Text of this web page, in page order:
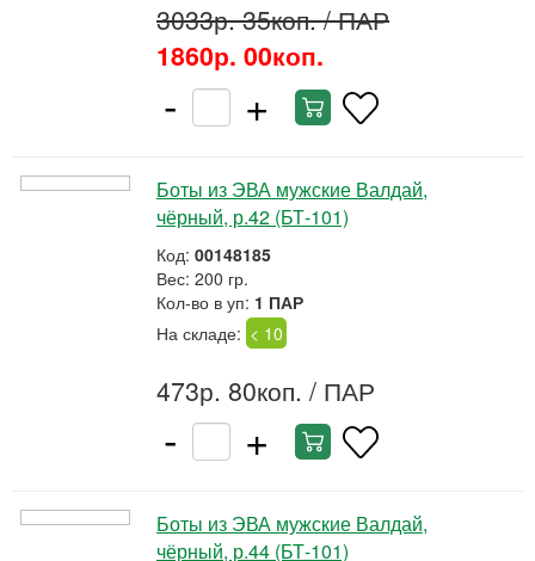
3033р. 35коп./ ПАР
1860р. 00коп.
- +
Боты из ЭВА мужские Валдай,
чёрный, р.42 (БТ-101)
Код: 00148185
Вес: 200 гр.
Кол-во в уп: 1 ПАР
На складе: < 10
473р. 80коп. / ПАР
- +
Боты из ЭВА мужские Валдай,
чёрный, р.44 (БТ-101)